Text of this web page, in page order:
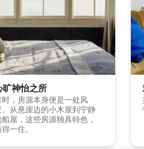
旷神怡之所
时，房源本身便是一处风
。从悬崖边的小木屋到宁静
船屋，这些房源独具特色，
一住。